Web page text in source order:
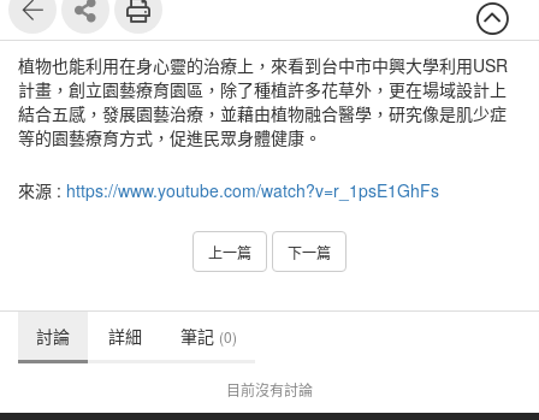
植物也能利用在身心靈的治療上，來看到台中市中興大學利用USR
計畫，創立園藝療育園區，除了種植許多花草外，更在場域設計上
結合五感，發展園藝治療，並藉由植物融合醫學，研究像是肌少症
等的園藝療育方式，促進民眾身體健康。
來源 : https://www.youtube.com/watch?v=r_1psE1GhFs
上一篇 下一篇
討論 詳細 筆記 (0)
目前沒有討論